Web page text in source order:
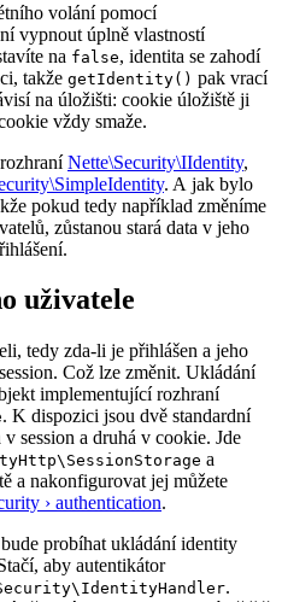
volání pomocí
vypnout úplně vlastností
na false, identita se zahodí
takže getIdentity() pak vrací
na úložišti: cookie úložiště ji
vždy smaže.
Nette\Security\IIdentity,
. A jak bylo
pokud tedy například změníme
zůstanou stará data v jeho
uživatele
tedy zda-li je přihlášen a jeho
Což lze změnit. Ukládání
implementující rozhraní
. K dispozici jsou dvě standardní
session a druhá v cookie. Jde
a
a nakonfigurovat jej můžete
› authentication.
probíhat ukládání identity
aby autentikátor
.